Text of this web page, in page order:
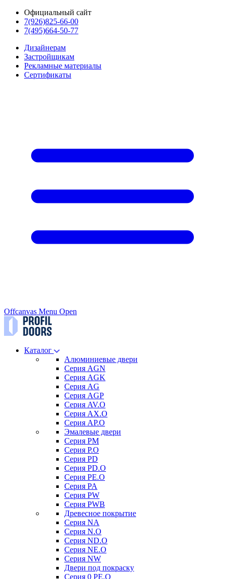
Официальный сайт
7(926)825-66-00
7(495)664-50-77
Дизайнерам
Застройщикам
Рекламные материалы
Сертификаты
Offcanvas Menu Open
Каталог
Алюминиевые двери
Серия AGN
Серия AGK
Серия AG
Серия AGP
Серия AV.O
Серия AX.O
Серия AP.O
Эмалевые двери
Серия PM
Серия P.O
Серия PD
Серия PD.O
Серия PE.O
Серия PA
Серия PW
Серия PWB
Древесное покрытие
Серия NA
Серия N.O
Серия ND.O
Серия NE.O
Серия NW
Двери под покраску
Серия 0 PE.O